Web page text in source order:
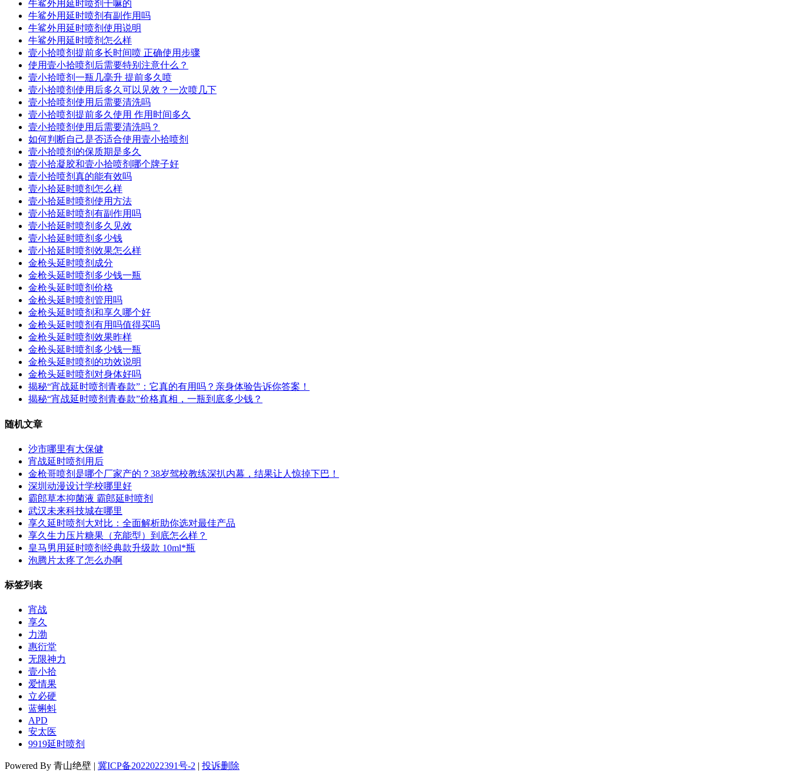
牛鲨外用延时喷剂干嘛的
牛鲨外用延时喷剂有副作用吗
牛鲨外用延时喷剂使用说明
牛鲨外用延时喷剂怎么样
壹小拾喷剂提前多长时间喷 正确使用步骤
使用壹小拾喷剂后需要特别注意什么？
壹小拾喷剂一瓶几毫升 提前多久喷
壹小拾喷剂使用后多久可以见效？一次喷几下
壹小拾喷剂使用后需要清洗吗
壹小拾喷剂提前多久使用 作用时间多久
壹小拾喷剂使用后需要清洗吗？
如何判断自己是否适合使用壹小拾喷剂
壹小拾喷剂的保质期是多久
壹小拾凝胶和壹小拾喷剂哪个牌子好
壹小拾喷剂真的能有效吗
壹小拾延时喷剂怎么样
壹小拾延时喷剂使用方法
壹小拾延时喷剂有副作用吗
壹小拾延时喷剂多久见效
壹小拾延时喷剂多少钱
壹小拾延时喷剂效果怎么样
金枪头延时喷剂成分
金枪头延时喷剂多少钱一瓶
金枪头延时喷剂价格
金枪头延时喷剂管用吗
金枪头延时喷剂和享久哪个好
金枪头延时喷剂有用吗值得买吗
金枪头延时喷剂效果昨样
金枪头延时喷剂多少钱一瓶
金枪头延时喷剂的功效说明
金枪头延时喷剂对身体好吗
揭秘“宵战延时喷剂青春款”：它真的有用吗？亲身体验告诉你答案！
揭秘“宵战延时喷剂青春款”价格真相，一瓶到底多少钱？
随机文章
沙市哪里有大保健
宵战延时喷剂用后
金枪哥喷剂是哪个厂家产的？38岁驾校教练深扒内幕，结果让人惊掉下巴！
深圳动漫设计学校哪里好
霸郎草本抑菌液 霸郎延时喷剂
武汉未来科技城在哪里
享久延时喷剂大对比：全面解析助你选对最佳产品
享久生力压片糖果（充能型）到底怎么样？
皇马男用延时喷剂经典款升级款 10ml*瓶
泡腾片太疼了怎么办啊
标签列表
宵战
享久
力渤
惠衍堂
无限神力
壹小拾
爱情果
立必硬
蓝蝌蚪
APD
安太医
9919延时喷剂
Powered By 青山绝壁 | 冀ICP备2022022391号-2 | 投诉删除